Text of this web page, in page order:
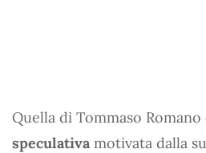
Quella di Tommaso Romano
speculativa motivata dalla